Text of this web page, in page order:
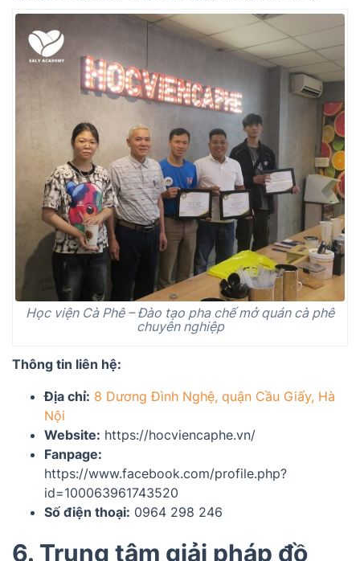
Học viện Cà Phê – Đào tạo pha chế mở quán cà phê
chuyên nghiệp
Thông tin liên hệ:
Địa chỉ: 8 Dương Đình Nghệ, quận Cầu Giấy, Hà
Nội
Website: https://hocviencaphe.vn/
Fanpage:
https://www.facebook.com/profile.php?
id=100063961743520
Số điện thoại: 0964 298 246
6. Trung tâm giải pháp đồ